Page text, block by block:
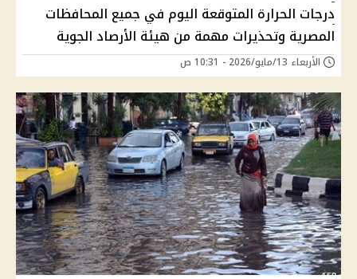
درجات الحرارة المتوقعة اليوم في جميع المحافظات
المصرية وتحذيرات مهمة من هيئة الأرصاد الجوية
الأربعاء 13/مايو/2026 - 10:31 ص